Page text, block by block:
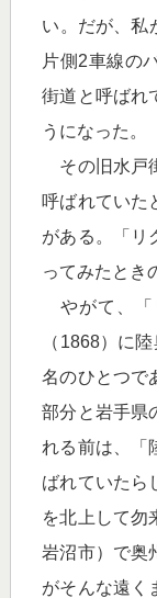
い。だが、私
片側2車線の
街道と呼ばれ
うになった。
その旧水戸
呼ばれていた
がある。「リ
ってみたとき
やがて、「
（1868）に
名のひとつで
部分と岩手県
れる前は、「
ばれていたら
を北上して勿
岩沼市）で奥
がそんな遠く